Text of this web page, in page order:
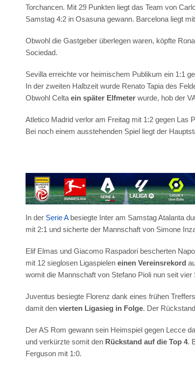
Torchancen. Mit 29 Punkten liegt das Team von
Samstag 4:2 in Osasuna gewann. Barcelona liegt
Obwohl die Gastgeber überlegen waren, köpfte
Sociedad.
Sevilla erreichte vor heimischem Publikum ein 1:1
In der zweiten Halbzeit wurde Renato Tapia des
Obwohl Celta ein später Elfmeter wurde, hob der
Atletico Madrid verlor am Freitag mit 1:2 gegen Las
Bei noch einem ausstehenden Spiel liegt der
In der Serie Abesiegte Inter am Samstag Atalanta
mit 2:1 und sicherte der Mannschaft von Simone
Elif Elmas und Giacomo Raspadori bescherten
mit 12 sieglosen Ligaspielen einen Vereinsrekord
womit die Mannschaft von Stefano Pioli nun seit
Juventus besiegte Florenz dank eines frühen
damit den vierten Ligasieg in Folge. Der
Der AS Rom gewann sein Heimspiel gegen Lecce
und verkürzte somit den Rückstand auf die Top 4.
Ferguson mit 1:0.